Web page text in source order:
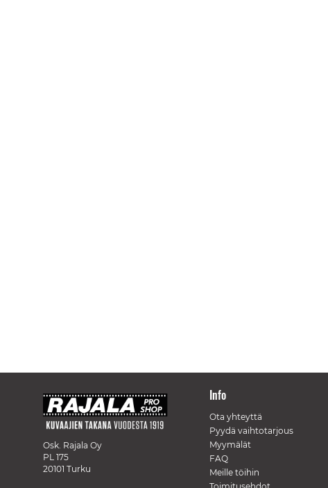
Osk. Rajala Oy
PL 175
20101 Turku
Info
Ota yhteyttä
Pyydä vaihtotarjous
Myymälät
FAQ
Meille töihin